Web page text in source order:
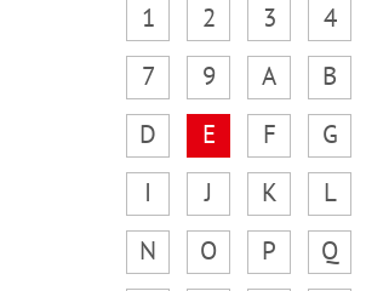
1 2 3 4
7
9 A B
D
E F G
I
J K L
N
O P Q